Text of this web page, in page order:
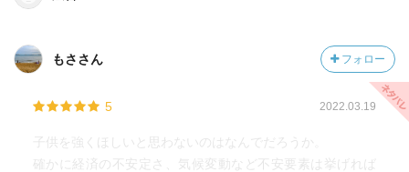
もささん フォロー
5 2022.03.19
子供を強くほしいと思わないのはなんでだろうか。
確かに経済の不安定さ、気候変動など不安要素は挙げれば